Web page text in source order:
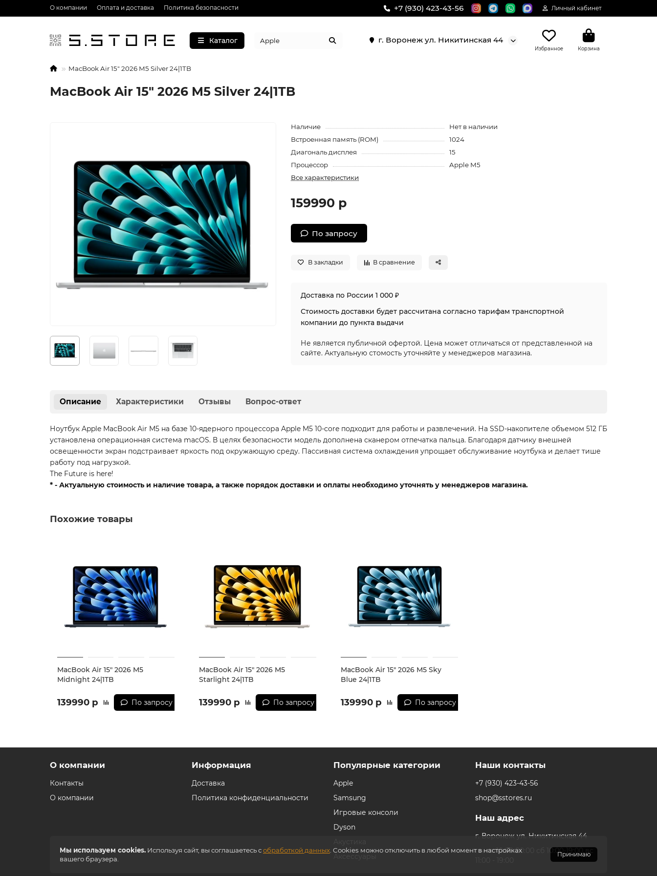
О компании Оплата и доставка Политика безопасности +7 (930) 423-43-56 Личный кабинет
Каталог г. Воронеж ул. Никитинская 44
Избранное Корзина
MacBook Air 15" 2026 M5 Silver 24|1TB
MacBook Air 15" 2026 M5 Silver 24|1TB
Наличие
Нет в наличии
Встроенная память (ROM)
1024
Диагональ дисплея
15
Процессор
Apple M5
Все характеристики
159990 р
По запросу
В закладки В сравнение
Доставка по России 1 000 ₽
Стоимость доставки будет рассчитана согласно тарифам транспортной
компании до пункта выдачи
Не является публичной офертой. Цена может отличаться от представленной на
сайте. Актуальную стомость уточняйте у менеджеров магазина.
Описание Характеристики Отзывы Вопрос-ответ
Ноутбук Apple MacBook Air M5 на базе 10-ядерного процессора Apple M5 10-core подходит для работы и развлечений. На SSD-накопителе объемом 512 ГБ
установлена операционная система macOS. В целях безопасности модель дополнена сканером отпечатка пальца. Благодаря датчику внешней
освещенности экран подстраивает яркость под окружающую среду. Пассивная система охлаждения упрощает обслуживание ноутбука и делает тише
работу под нагрузкой.
The Future is here!
* - Актуальную стоимость и наличие товара, а также порядок доставки и оплаты необходимо уточнять у менеджеров магазина.
Похожие товары
MacBook Air 15" 2026 M5
Midnight 24|1TB
139990 р По запросу
MacBook Air 15" 2026 M5
Starlight 24|1TB
139990 р По запросу
MacBook Air 15" 2026 M5 Sky
Blue 24|1TB
139990 р По запросу
Мы используем cookies. Используя сайт, вы соглашаетесь собработкой данных . Cookies можно отключить в любой момент в настройках
вашего браузера.
Принимаю
О компании
Контакты
О компании
Информация
Доставка
Политика конфиденциальности
Популярные категории
Apple
Samsung
Игровые консоли
Dyson
Наши контакты
+7 (930) 423-43-56
shop@sstores.ru
Наш адрес
г. Воронеж ул. Никитинская 44
пн-пт 10:00-20:00 сб 10:00-19:00 вс